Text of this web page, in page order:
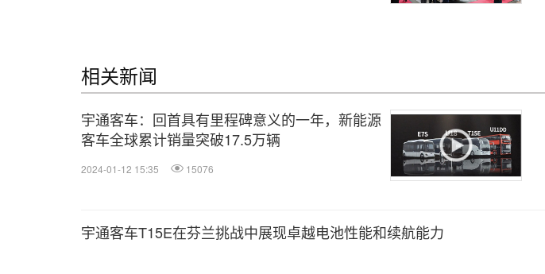
相关新闻
宇通客车：回首具有里程碑意义的一年，新能源
客车全球累计销量突破17.5万辆
2024-01-12 15:35 15076
宇通客车T15E在芬兰挑战中展现卓越电池性能和续航能力